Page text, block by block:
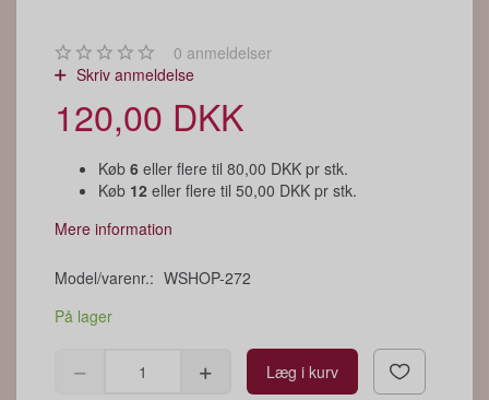
0 anmeldelser
Skriv anmeldelse
120,00 DKK
Køb 6 eller flere til 80,00 DKK pr stk.
Køb 12 eller flere til 50,00 DKK pr stk.
Mere information
Model/varenr.: WSHOP-272
På lager
Læg i kurv